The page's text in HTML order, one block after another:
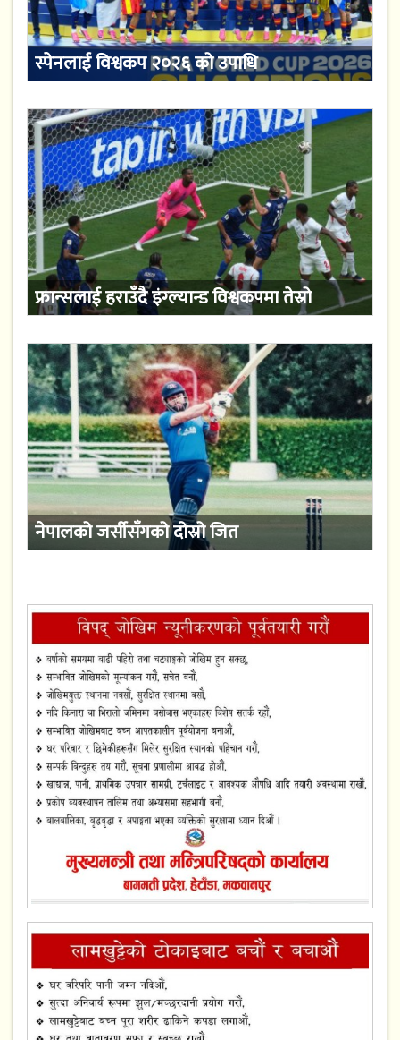
स्पेनलाई विश्वकप २०२६ को उपाधि
फ्रान्सलाई हराउँदै इंग्ल्यान्ड विश्वकपमा तेस्रो
नेपालको जर्सीसँगको दोस्रो जित